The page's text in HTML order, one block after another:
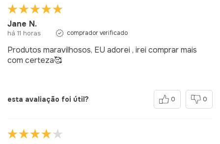
Jane N.
há 11 horas comprador verificado
Produtos maravilhosos, EU adorei , irei comprar mais
com certeza🥰
esta avaliação foi útil? 0 0